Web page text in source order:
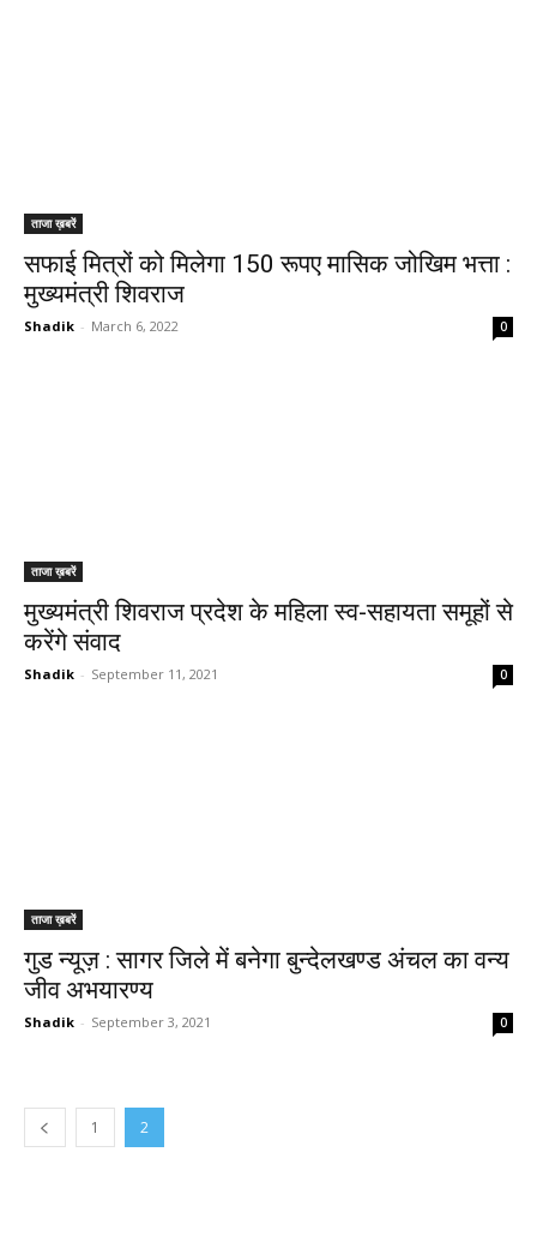
ताजा ख़बरें
सफाई मित्रों को मिलेगा 150 रूपए मासिक जोखिम भत्ता :
मुख्यमंत्री शिवराज
Shadik - March 6, 2022 0
ताजा ख़बरें
मुख्यमंत्री शिवराज प्रदेश के महिला स्व-सहायता समूहों से
करेंगे संवाद
Shadik - September 11, 2021 0
ताजा ख़बरें
गुड न्यूज़ : सागर जिले में बनेगा बुन्देलखण्ड अंचल का वन्य
जीव अभयारण्य
Shadik - September 3, 2021 0
1 2